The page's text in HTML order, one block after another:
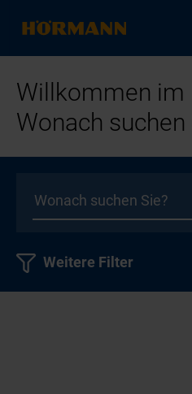
Willkommen im
Wonach suchen
Weitere Filter